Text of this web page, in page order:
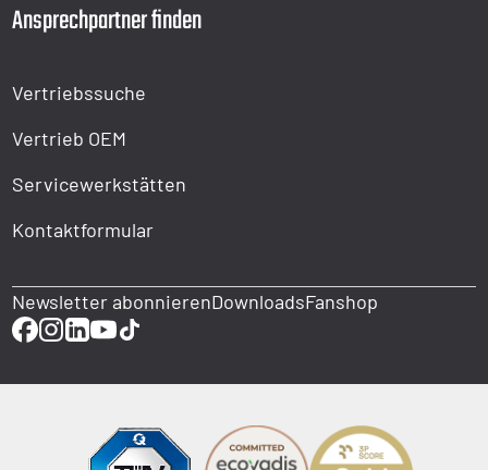
Ansprechpartner finden
Vertriebssuche
Vertrieb OEM
Servicewerkstätten
Kontaktformular
Newsletter abonnierenDownloadsFanshop